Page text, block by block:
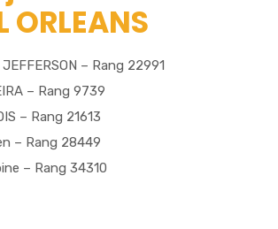
ORLEANS
JEFFERSON – Rang 22991
– Rang 9739
– Rang 21613
– Rang 28449
– Rang 34310